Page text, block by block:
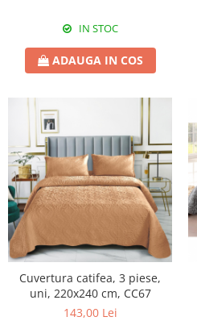
IN STOC
ADAUGA IN COS
Cuvertura catifea, 3 piese,
uni, 220x240 cm, CC67
143,00 Lei